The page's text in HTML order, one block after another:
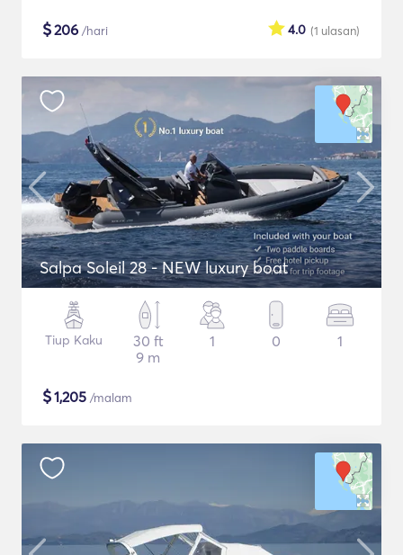
$206 /hari (1 ulasan)
4.0
Salpa Soleil 28 - NEW luxury boat
Tiup Kaku
30 ft
9 m
1 0 1
$1,205 /malam